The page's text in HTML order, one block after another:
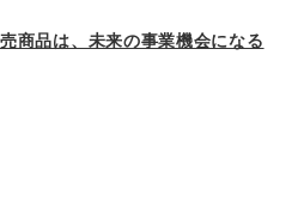
商品は、未来の事業機会になる